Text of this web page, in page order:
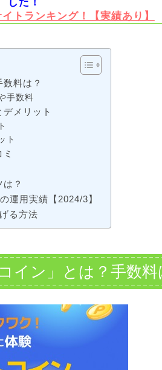
トランキング！【実績あり】
料は？
手数料
メリット
ト
？
運用実績【2024/3】
る方法
イン」とは？手数料